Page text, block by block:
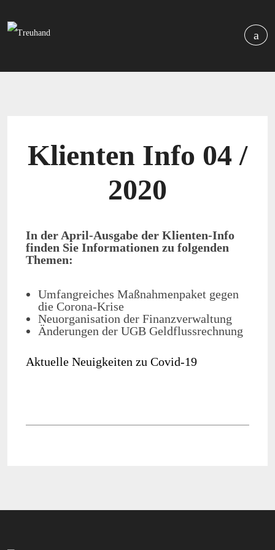
Klienten Info 04 /
2020
In der April-Ausgabe der Klienten-Info
finden Sie Informationen zu folgenden
Themen:
Umfangreiches Maßnahmenpaket gegen
die Corona-Krise
Neuorganisation der Finanzverwaltung
Änderungen der UGB Geldflussrechnung
Aktuelle Neuigkeiten zu Covid-19